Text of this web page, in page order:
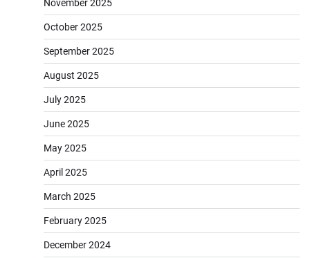
November 2025
October 2025
September 2025
August 2025
July 2025
June 2025
May 2025
April 2025
March 2025
February 2025
December 2024